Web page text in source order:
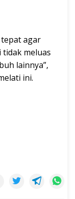
agar
meluas
lainnya”,
ini.